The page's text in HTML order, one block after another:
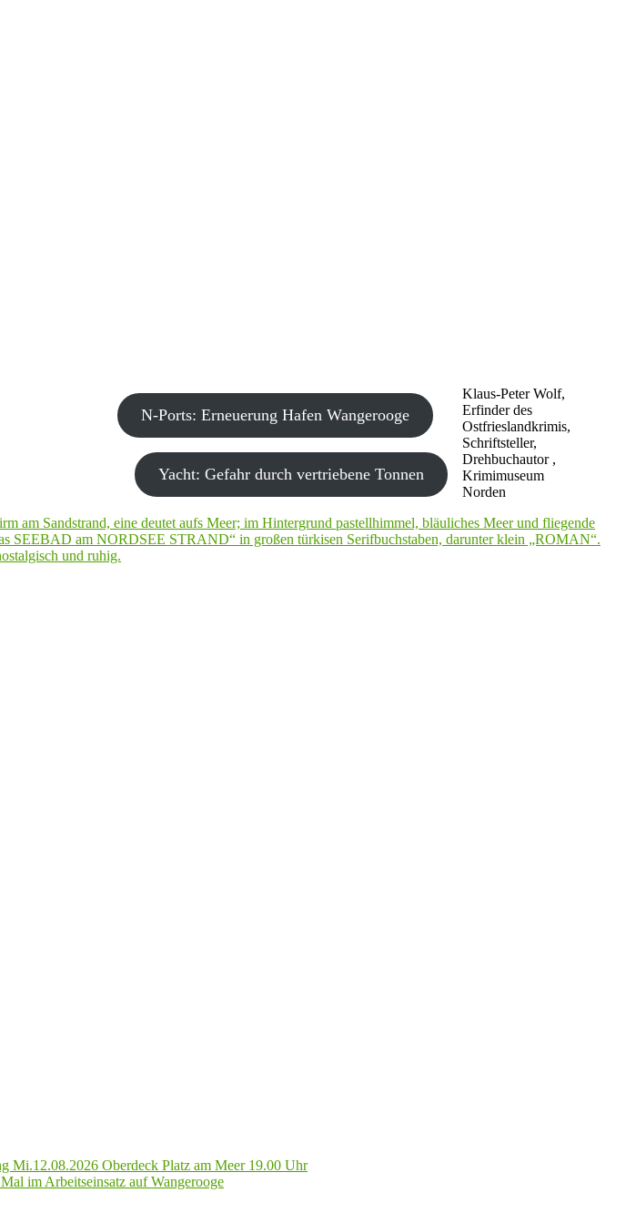
Klaus-Peter Wolf,
Erfinder des
Ostfrieslandkrimis,
Schriftsteller,
Drehbuchautor ,
Krimimuseum
Norden
N-Ports: Erneuerung Hafen Wangerooge
Yacht: Gefahr durch vertriebene Tonnen
Mi.12.08.2026 Oberdeck Platz am Meer 19.00 Uhr
im Arbeitseinsatz auf Wangerooge